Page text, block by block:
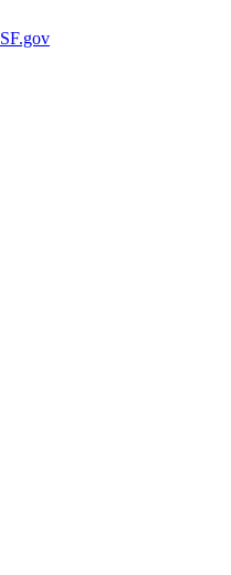
SF.gov